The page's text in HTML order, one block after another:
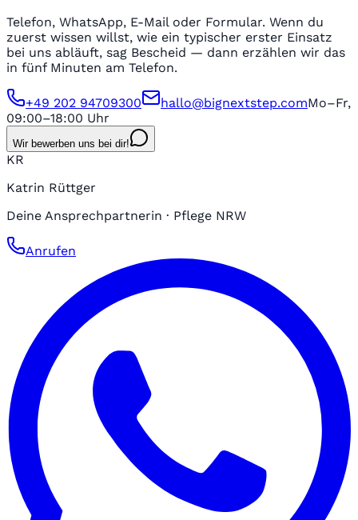
Telefon, WhatsApp, E-Mail oder Formular. Wenn du
zuerst wissen willst, wie ein typischer erster Einsatz
bei uns abläuft, sag Bescheid — dann erzählen wir das
in fünf Minuten am Telefon.
+49 202 94709300 hallo@bignextstep.comMo–Fr,
09:00–18:00 Uhr
Wir bewerben uns bei dir!
KR
Katrin Rüttger
Deine Ansprechpartnerin · Pflege NRW
Anrufen